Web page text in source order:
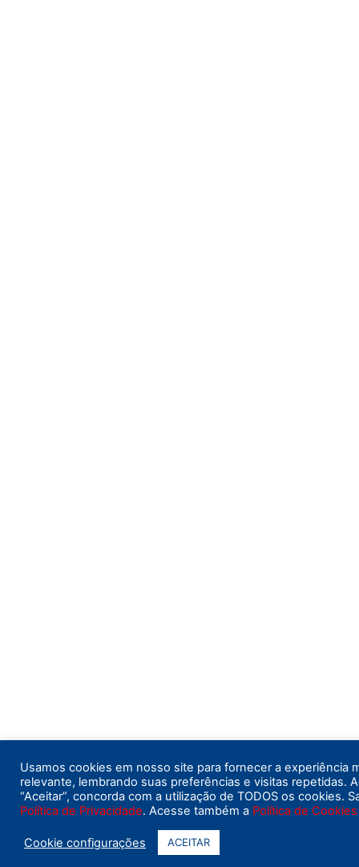
Usamos cookies em nosso site para fornecer a experiência
relevante, lembrando suas preferências e visitas repetidas.
“Aceitar”, concorda com a utilização de TODOS os cookies.
Política de Privacidade. Acesse também a Política de Cookies
Cookie configurações ACEITAR